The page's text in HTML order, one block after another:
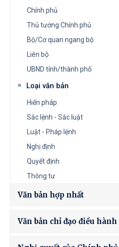
Chính phủ
Thủ tướng Chính phủ
Bộ/Cơ quan ngang bộ
Liên bộ
UBND tỉnh/thành phố
Loại văn bản
Hiến pháp
Sắc lệnh - Sắc luật
Luật - Pháp lệnh
Nghị định
Quyết định
Thông tư
Văn bản hợp nhất
Văn bản chỉ đạo điều hành